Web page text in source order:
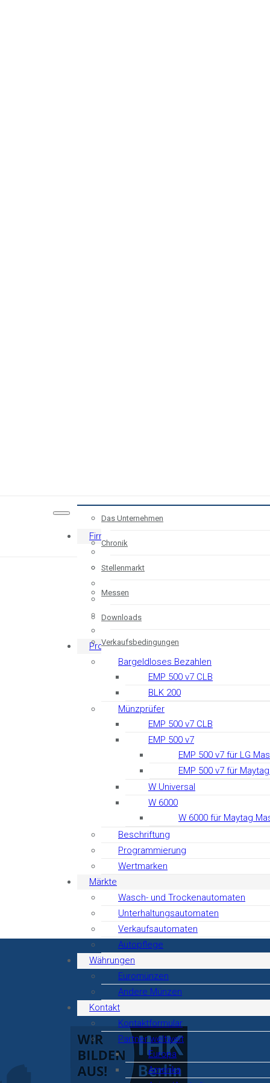
Das Unternehmen
Chronik
Stellenmarkt
Messen
Downloads
Verkaufsbedingungen
Firma
Chronik
Messen
Downloads
Produkte
Bargeldloses Bezahlen
EMP 500 v7 CLB
BLK 200
Münzprüfer
EMP 500 v7 CLB
EMP 500 v7
EMP 500 v7 für LG
EMP 500 v7 für
W Universal
W 6000
W 6000 für Maytag
Beschriftung
Programmierung
Wertmarken
Märkte
Wasch- und Trockenautomaten
Unterhaltungsautomaten
Verkaufsautomaten
Autopflege
Währungen
Euromünzen
Andere Münzen
Kontakt
Kontaktformular
Partner weltweit
Europa
Amerika